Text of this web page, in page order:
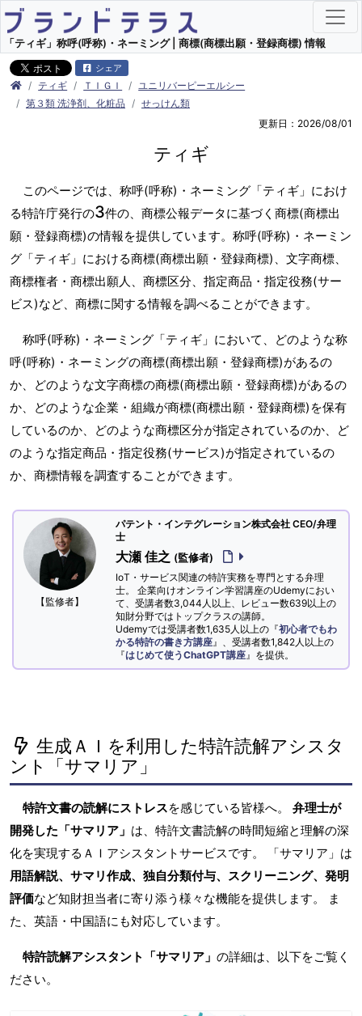
「ティギ」称呼(呼称)・ネーミング | 商標(商標出願・登録商標) 情報
シェア
ティギ ＴＩＧＩ
ユニリバーピーエルシー
第３類 洗浄剤、化粧品
せっけん類
更新日：2026/08/01
ティギ
このページでは、称呼(呼称)・ネーミング「ティギ」におけ
る特許庁発行の3件の、商標公報データに基づく商標(商標出
願・登録商標)の情報を提供しています。称呼(呼称)・ネーミン
グ「ティギ」における商標(商標出願・登録商標)、文字商標、
商標権者・商標出願人、商標区分、指定商品・指定役務(サー
ビス)など、商標に関する情報を調べることができます。
称呼(呼称)・ネーミング「ティギ」において、どのような称
呼(呼称)・ネーミングの商標(商標出願・登録商標)があるの
か、どのような文字商標の商標(商標出願・登録商標)があるの
か、どのような企業・組織が商標(商標出願・登録商標)を保有
しているのか、どのような商標区分が指定されているのか、ど
のような指定商品・指定役務(サービス)が指定されているの
か、商標情報を調査することができます。
【監修者】
パテント・インテグレーション株式会社 CEO/弁理
士
大瀬 佳之 (監修者)
IoT・サービス関連の特許実務を専門とする弁理
士。 企業向けオンライン学習講座のUdemyにおい
て、受講者数3,044人以上、レビュー数639以上の
知財分野ではトップクラスの講師。
Udemyでは受講者数1,635人以上の『初心者でもわ
かる特許の書き方講座 』、受講者数1,842人以上の
『はじめて使うChatGPT講座 』を提供。
生成ＡＩを利用した特許読解アシスタ
ント「サマリア」
特許文書の読解にストレスを感じている皆様へ。 弁理士が
開発した「サマリア」 は、特許文書読解の時間短縮と理解の深
化を実現するＡＩアシスタントサービスです。 「サマリア」は
用語解説、サマリ作成、独自分類付与、スクリーニング、発明
評価など知財担当者に寄り添う様々な機能を提供します。 ま
た、英語・中国語にも対応しています。
特許読解アシスタント「サマリア」 の詳細は、以下をご覧く
ださい。